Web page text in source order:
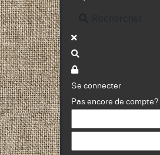
Se connecter
Pas encore de compte?